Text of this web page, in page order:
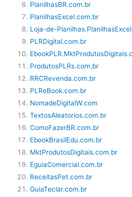
PlanilhasBR.com.br
PlanilhasExcel.com.br
Loja-de-
PLRDigital.com.br
ProdutosPLRs.com.br
RRCRevenda.com.br
PLReBook.com.br
NomadeDigitalW.com
TextosAleatorios.com.br
ComoFazerBR.com.br
EbookBrasilEdu.com.br
MktProdutosDigitais.com.br
EguiaComercial.com.br
ReceitasPet.com.br
GuiaTeclar.com.br